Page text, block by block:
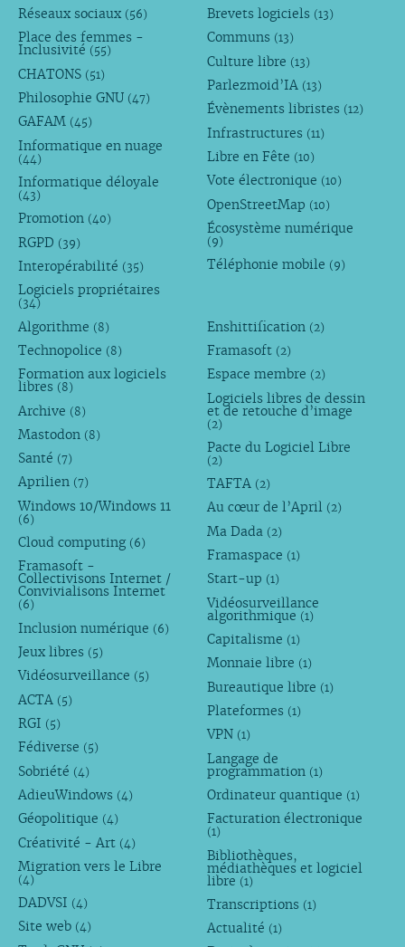
Réseaux sociaux (56)
Place des femmes -
Inclusivité (55)
CHATONS (51)
Philosophie GNU (47)
GAFAM (45)
Informatique en nuage
(44)
Informatique déloyale
(43)
Promotion (40)
RGPD (39)
Interopérabilité (35)
Logiciels propriétaires
(34)
Brevets logiciels (13)
Communs (13)
Culture libre (13)
Parlezmoid’IA (13)
Évènements libristes (12)
Infrastructures (11)
Libre en Fête (10)
Vote électronique (10)
OpenStreetMap (10)
Écosystème numérique
(9)
Téléphonie mobile (9)
Algorithme (8)
Technopolice (8)
Formation aux logiciels
libres (8)
Archive (8)
Mastodon (8)
Santé (7)
Aprilien (7)
Windows 10/Windows 11
(6)
Cloud computing (6)
Framasoft -
Collectivisons Internet /
Convivialisons Internet
(6)
Inclusion numérique (6)
Jeux libres (5)
Vidéosurveillance (5)
ACTA (5)
RGI (5)
Fédiverse (5)
Sobriété (4)
AdieuWindows (4)
Géopolitique (4)
Créativité - Art (4)
Migration vers le Libre
(4)
DADVSI (4)
Site web (4)
Enshittification (2)
Framasoft (2)
Espace membre (2)
Logiciels libres de dessin
et de retouche d’image
(2)
Pacte du Logiciel Libre
(2)
TAFTA (2)
Au cœur de l’April (2)
Ma Dada (2)
Framaspace (1)
Start-up (1)
Vidéosurveillance
algorithmique (1)
Capitalisme (1)
Monnaie libre (1)
Bureautique libre (1)
Plateformes (1)
VPN (1)
Langage de
programmation (1)
Ordinateur quantique (1)
Facturation électronique
(1)
Bibliothèques,
médiathèques et logiciel
libre (1)
Transcriptions (1)
Actualité (1)